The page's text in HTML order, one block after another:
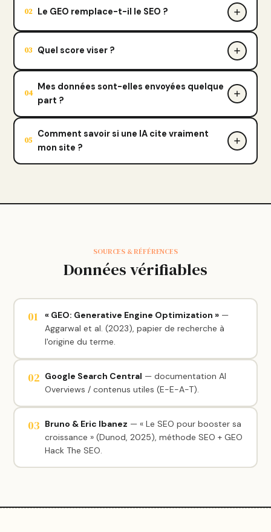
02 Le GEO remplace-t-il le SEO ?
03 Quel score viser ?
04
Mes données sont-elles envoyées quelque
part ?
05
Comment savoir si une IA cite vraiment
mon site ?
SOURCES & RÉFÉRENCES
Données vérifiables
01 « GEO: Generative Engine Optimization »—
Aggarwal et al. (2023), papier de recherche à
l'origine du terme.
02 Google Search Central — documentation AI
Overviews / contenus utiles (E-E-A-T).
03 Bruno & Eric Ibanez — « Le SEO pour booster sa
croissance » (Dunod, 2025), méthode SEO + GEO
Hack The SEO.